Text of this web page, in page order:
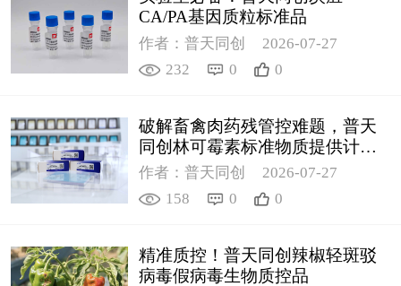
CA/PA基因质粒标准品
作者：普天同创
2026-07-27
232
0 0
破解畜禽肉药残管控难题，普天
同创林可霉素标准物质提供计量
支撑
作者：普天同创
2026-07-27
158
0 0
精准质控！普天同创辣椒轻斑驳
病毒假病毒生物质控品